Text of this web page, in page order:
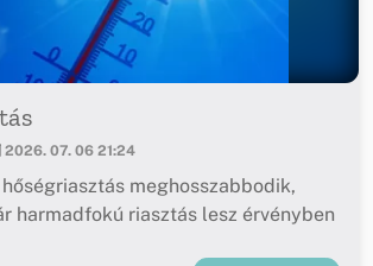
2026. 07. 06 21:24
meghosszabbodik,
harmadfokú riasztás lesz érvényben